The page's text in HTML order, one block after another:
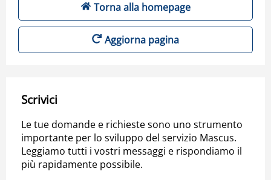
Torna alla homepage
Aggiorna pagina
Scrivici
Le tue domande e richieste sono uno strumento
importante per lo sviluppo del servizio Mascus.
Leggiamo tutti i vostri messaggi e rispondiamo il
più rapidamente possibile.